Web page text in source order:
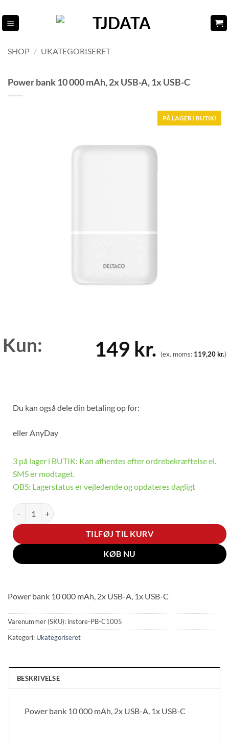
til
indhold
SHOP / UKATEGORISERET
Power bank 10 000 mAh, 2x USB-A, 1x USB-C
PÅ LAGER I BUTIK!
Kun: 149 kr. (ex. moms: 119,20kr.)
Du kan også dele din betaling op for:
eller AnyDay
3 på lager i BUTIK: Kan afhentes efter ordrebekræftelse el.
SMS er modtaget.
OBS: Lagerstatus er vejledende og opdateres dagligt
Power bank 10 000 mAh, 2x USB-A, 1x USB-C antal
TILFØJ TIL KURV
KØB NU
Power bank 10 000 mAh, 2x USB-A, 1x USB-C
Varenummer (SKU): instore-PB-C1005
Kategori: Ukategoriseret
BESKRIVELSE
Power bank 10 000 mAh, 2x USB-A, 1x USB-C